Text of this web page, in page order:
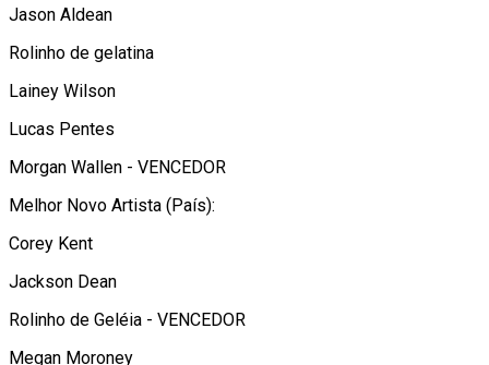
Jason Aldean
Rolinho de gelatina
Lainey Wilson
Lucas Pentes
Morgan Wallen - VENCEDOR
Melhor Novo Artista (País):
Corey Kent
Jackson Dean
Rolinho de Geléia - VENCEDOR
Megan Moroney